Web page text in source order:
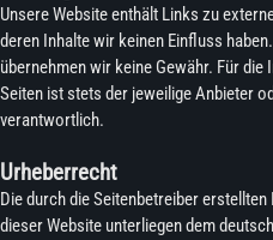
Unsere Website enthält Links zu
deren Inhalte wir keinen Einfluss
übernehmen wir keine Gewähr. Für die
Seiten ist stets der jeweilige Anbieter
verantwortlich.
Urheberrecht
Die durch die Seitenbetreiber
dieser Website unterliegen dem